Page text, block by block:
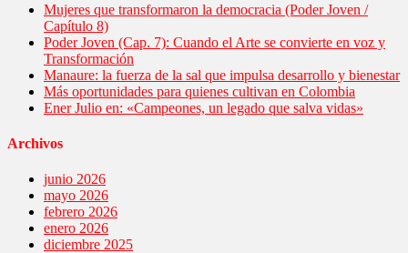
Mujeres que transformaron la democracia (Poder Joven /
Capítulo 8)
Poder Joven (Cap. 7): Cuando el Arte se convierte en voz y
Transformación
Manaure: la fuerza de la sal que impulsa desarrollo y bienestar
Más oportunidades para quienes cultivan en Colombia
Ener Julio en: «Campeones, un legado que salva vidas»
Archivos
junio 2026
mayo 2026
febrero 2026
enero 2026
diciembre 2025